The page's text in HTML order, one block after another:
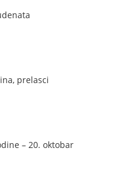
prelasci
– 20. oktobar